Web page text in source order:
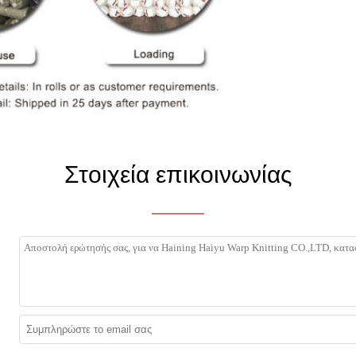
Στοιχεία επικοινωνίας